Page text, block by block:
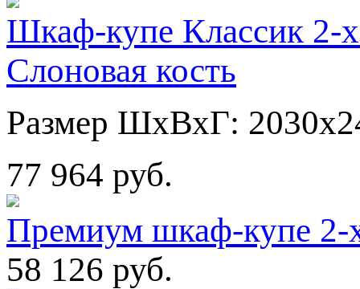
Шкаф-купе Классик 2-
Слоновая кость
Размер ШхВхГ:
77 964 руб.
Премиум шкаф-купе
58 126 руб.